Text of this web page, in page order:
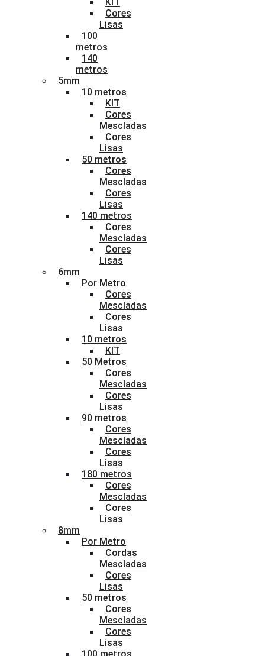
Cores
Lisas
100
metros
140
metros
5mm
10 metros
KIT
Cores
Mescladas
Cores
Lisas
50 metros
Cores
Mescladas
Cores
Lisas
140 metros
Cores
Mescladas
Cores
Lisas
6mm
Por Metro
Cores
Mescladas
Cores
Lisas
10 metros
KIT
50 Metros
Cores
Mescladas
Cores
Lisas
90 metros
Cores
Mescladas
Cores
Lisas
180 metros
Cores
Mescladas
Cores
Lisas
8mm
Por Metro
Cordas
Mescladas
Cores
Lisas
50 metros
Cores
Mescladas
Cores
Lisas